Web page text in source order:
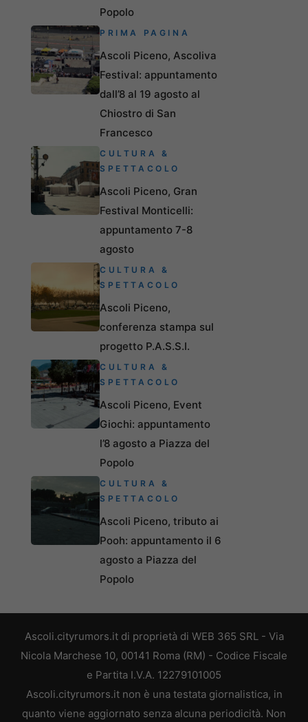
Popolo
PRIMA PAGINA
Ascoli Piceno, Ascoliva
Festival: appuntamento
dall’8 al 19 agosto al
Chiostro di San
Francesco
CULTURA &
SPETTACOLO
Ascoli Piceno, Gran
Festival Monticelli:
appuntamento 7-8
agosto
CULTURA &
SPETTACOLO
Ascoli Piceno,
conferenza stampa sul
progetto P.A.S.S.I.
CULTURA &
SPETTACOLO
Ascoli Piceno, Event
Giochi: appuntamento
l’8 agosto a Piazza del
Popolo
CULTURA &
SPETTACOLO
Ascoli Piceno, tributo ai
Pooh: appuntamento il 6
agosto a Piazza del
Popolo
Ascoli.cityrumors.it di proprietà di WEB 365 SRL - Via
Nicola Marchese 10, 00141 Roma (RM) - Codice Fiscale
e Partita I.V.A. 12279101005
Ascoli.cityrumors.it non è una testata giornalistica, in
quanto viene aggiornato senza alcuna periodicità. Non